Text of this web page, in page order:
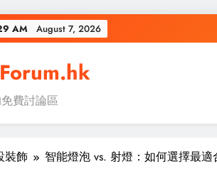
AM August 7, 2026
費討論區
裝飾 智能燈泡 vs. 射燈：如何選擇最